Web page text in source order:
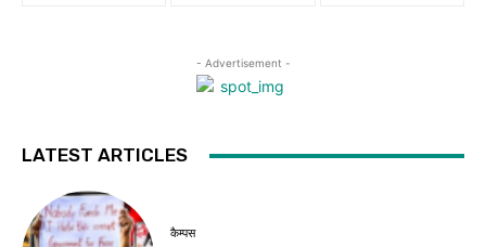
- Advertisement -
LATEST ARTICLES
कैम्पस